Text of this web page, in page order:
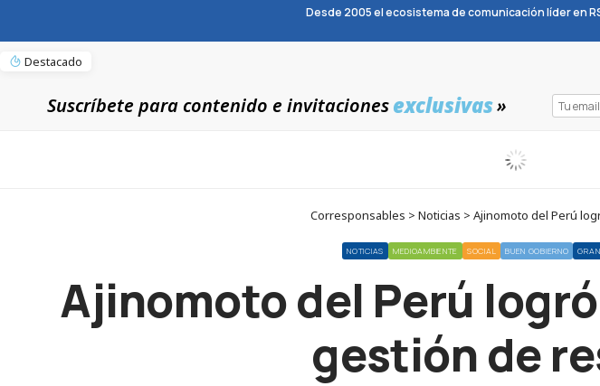
Desde 2005 el ecosistema de comunicación líder en
Destacado
Suscríbete para contenido e invitacionesexclusivas»
Corresponsables > Noticias > Ajinomoto del Perú
NOTICIAS MEDIOAMBIENTE SOCIAL BUEN GOBIERNO
Ajinomoto del Perú
gestión de